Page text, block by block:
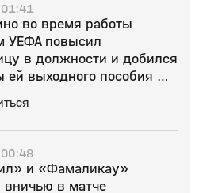
во время работы
УЕФА повысил
в должности и добился
ей выходного пособия —
и «Фамаликау»
вничью в матче